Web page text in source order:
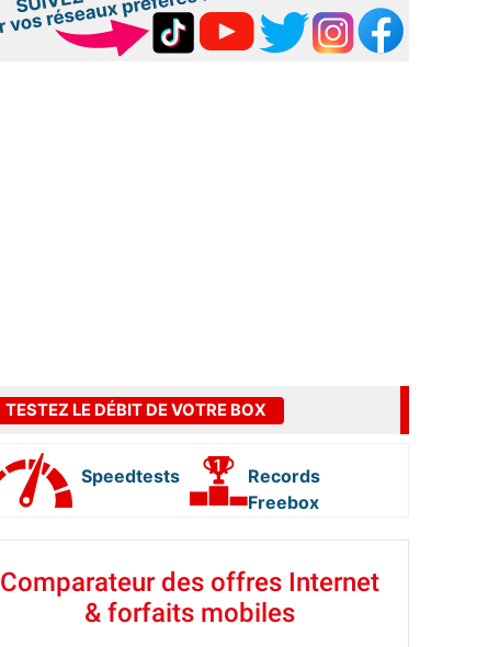
TESTEZ LE DÉBIT DE VOTRE BOX
Speedtests
Records
Freebox
Comparateur des offres Internet
& forfaits mobiles